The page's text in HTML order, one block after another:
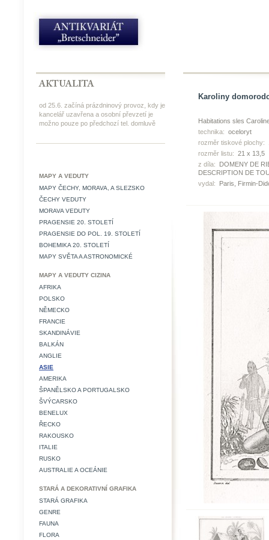
od 25.6. začíná prázdninový provoz, kdy je
kancelář uzavřena a osobní převzetí je
možno pouze po předchozí tel. domluvě
MAPY A VEDUTY
MAPY ČECHY, MORAVA, A SLEZSKO
ČECHY VEDUTY
MORAVA VEDUTY
PRAGENSIE 20. STOLETÍ
PRAGENSIE DO POL. 19. STOLETÍ
BOHEMIKA 20. STOLETÍ
MAPY SVĚTA A ASTRONOMICKÉ
MAPY A VEDUTY CIZINA
AFRIKA
POLSKO
NĚMECKO
FRANCIE
SKANDINÁVIE
BALKÁN
ANGLIE
ASIE
AMERIKA
ŠPANĚLSKO A PORTUGALSKO
ŠVÝCARSKO
BENELUX
ŘECKO
RAKOUSKO
ITALIE
RUSKO
AUSTRALIE A OCEÁNIE
STARÁ A DEKORATIVNÍ GRAFIKA
STARÁ GRAFIKA
GENRE
FAUNA
FLORA
Karoliny
Habitations sles
technika: oceloryt
rozměr tiskové plochy:
rozměr listu: 21 x 13,5
z díla:
DOMENY DE
DESCRIPTION DE
vydal:
Paris, Firmin-